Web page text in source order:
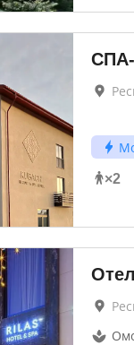
СПА-
×2